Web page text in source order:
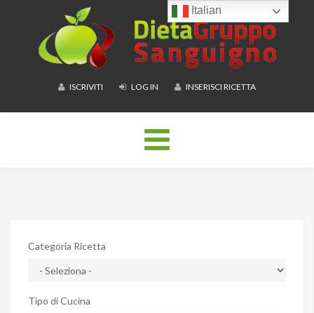
ISCRIVITI LOG IN INSERISCI RICETTA
Toggle
navigation
Categoria Ricetta
Tipo di Cucina
Italian